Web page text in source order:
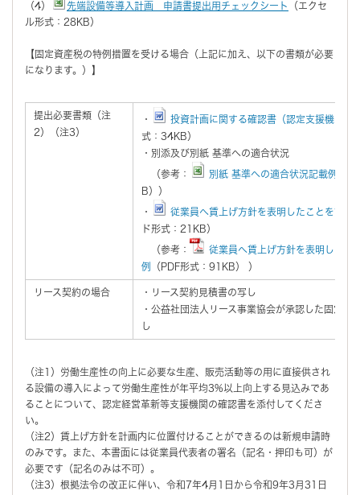
（4） 先端設備等導入計画 申請書提出用チェックシート
（エクセ
ル形式：28KB）
【固定資産税の特例措置を受ける場合（上記に加え、以下の書類が必要
になります。）】
提出必要書類（注
2）（注3）
・
投資計画に関する確認書（認定支援機関確
式：34KB）
・別添及び別紙 基準への適合状況
（参考： 別紙 基準への適合状況記載例
B））
・
従業員へ賃上げ方針を表明したことを証す
ド形式：21KB）
（参考：
従業員へ賃上げ方針を表明したこ
例
（PDF形式：91KB） ）
リース契約の場合
・リース契約見積書の写し
・公益社団法人リース事業協会が承認した固定資
し
（注1）労働生産性の向上に必要な生産、販売活動等の用に直接供され
る設備の導入によって労働生産性が年平均3%以上向上する見込みであ
ることについて、認定経営革新等支援機関の確認書を添付してくださ
い。
（注2）賃上げ方針を計画内に位置付けることができるのは新規申請時
のみです。また、本書面には従業員代表者の署名（記名・押印も可）が
必要です（記名のみは不可）。
（注3）根拠法令の改正に伴い、令和7年4月1日から令和9年3月31日